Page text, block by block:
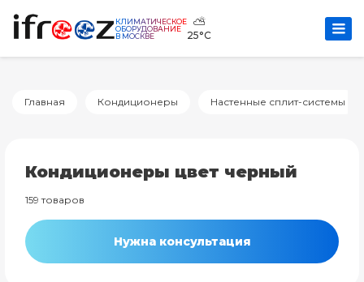
КЛИМАТИЧЕСКОЕ
ОБОРУДОВАНИЕ
В МОСКВЕ
⛅
25°C
Главная Кондиционеры Настенные сплит-системы
Кондиционеры цвет черный
159 товаров
Нужна консультация